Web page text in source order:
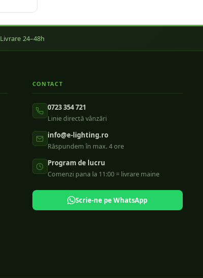
Livrare 24–48h
CONTACT
0723 354 721
Linie directă vânzări
info@e-lighting.ro
Răspundem în max. 4 ore
Program de lucru
Comenzi pana la 11:00 = livrare maine
Scrie-ne pe WhatsApp